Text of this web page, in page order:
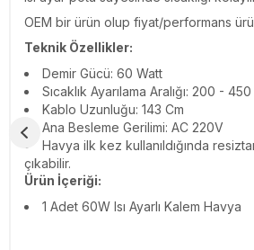
OEM bir ürün olup fiyat/performans
Teknik Özellikler:
Demir Gücü: 60 Watt
Sıcaklık Ayarılama Aralığı: 200 - 450
Kablo Uzunluğu: 143 Cm
Ana Besleme Gerilimi: AC 220V
Havya ilk kez kullanıldığında
çıkabilir.
Ürün İçeriği:
1 Adet 60W Isı Ayarlı Kalem Havya